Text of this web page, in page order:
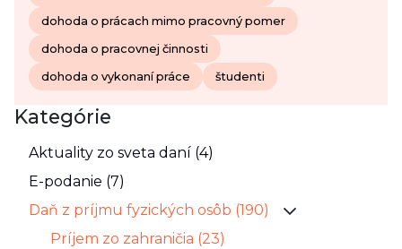
dohoda o prácach mimo pracovný pomer
dohoda o pracovnej činnosti
dohoda o vykonaní práce študenti
Kategórie
Aktuality zo sveta daní (4)
E-podanie (7)
Daň z príjmu fyzických osôb (190)
Príjem zo zahraničia (23)